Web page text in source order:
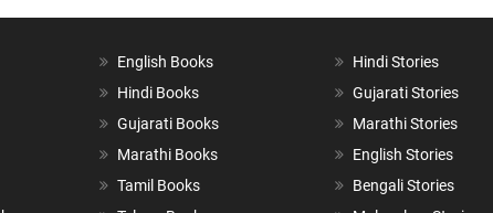
English Books
Hindi Books
Gujarati Books
Marathi Books
Tamil Books
Hindi Stories
Gujarati Stories
Marathi Stories
English Stories
Bengali Stories